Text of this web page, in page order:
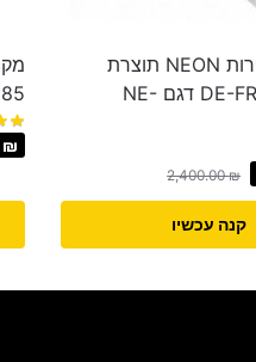
מקפיא 6 מגירות NEON תוצרת
אירופה DE-FROST דגם NE-
2,400.00₪
קנה עכשיו
₪